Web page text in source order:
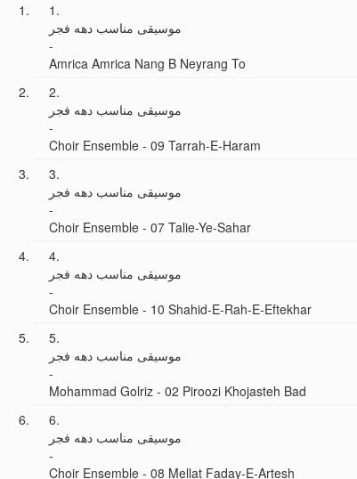
1.
موسیقی مناسب دهه فجر
-
Amrica Amrica Nang B Neyrang To
2.
موسیقی مناسب دهه فجر
-
Choir Ensemble - 09 Tarrah-E-Haram
3.
موسیقی مناسب دهه فجر
-
Choir Ensemble - 07 Talie-Ye-Sahar
4.
موسیقی مناسب دهه فجر
-
Choir Ensemble - 10 Shahid-E-Rah-E-Eftekhar
5.
موسیقی مناسب دهه فجر
-
Mohammad Golriz - 02 Piroozi Khojasteh Bad
6.
موسیقی مناسب دهه فجر
-
Choir Ensemble - 08 Mellat Faday-E-Artesh